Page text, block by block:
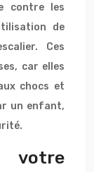
contre les
de
Ces
car elles
chocs et
un enfant,
votre